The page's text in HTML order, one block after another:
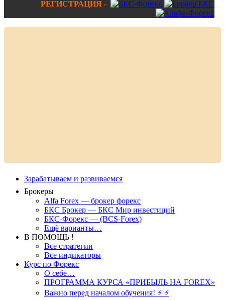
РЕГИСТРАЦИЯ -
Зарабатываем и развиваемся
Брокеры
Alfa Forex — брокер форекс
БКС Брокер — БКС Мир инвестиций
БКС-Форекс — (BCS-Forex)
Ещё варианты…
В ПОМОЩЬ !
Все стратегии
Все индикаторы
Курс по Форекс
О себе…
ПРОГРАММА КУРСА «ПРИБЫЛЬ НА FOREX»
Важно перед началом обучения! ⚡ ⚡